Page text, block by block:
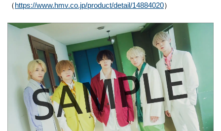
（https://www.hmv.co.jp/product/detail/14884020）